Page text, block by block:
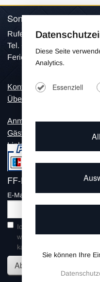
SonnigesUmbrien ©
Rufen Sie uns an:
Tel. +41 798154906
Ferienhäuser, Villen mit
Kontakt
Über Uns
Anmeldung
Gästebuch
Links
FF-Letter abonnieren.
E-Mail*
Ich stimme zu, dass die
werden dürfen, damit
kann.
Abonnieren
Diese Seite
Analytics.
Essenziell
Sie können Ihre